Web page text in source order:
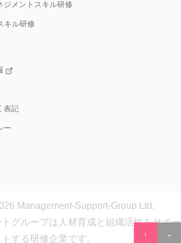
ジメントスキル研修
キル研修
表記
ー
Management-Support-Group Ltd.
グループは人材育成と組織活性をサポー
トする研修企業です。
↑